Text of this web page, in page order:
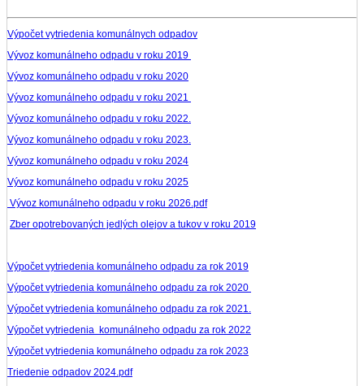
Výpočet vytriedenia komunálnych odpadov
Vývoz komunálneho odpadu v roku 2019
Vývoz komunálneho odpadu v roku 2020
Vývoz komunálneho odpadu v roku 2021
Vývoz komunálneho odpadu v roku 2022.
Vývoz komunálneho odpadu v roku 2023.
Vývoz komunálneho odpadu v roku 2024
Vývoz komunálneho odpadu v roku 2025
Vývoz komunálneho odpadu v roku 2026.pdf
Zber opotrebovaných jedlých olejov a tukov v roku 2019
Výpočet vytriedenia komunálneho odpadu za rok 2019
Výpočet vytriedenia komunálneho odpadu za rok 2020
Výpočet vytriedenia komunálneho odpadu za rok 2021.
Výpočet vytriedenia komunálneho odpadu za rok 2022
Výpočet vytriedenia komunálneho odpadu za rok 2023
Triedenie odpadov 2024.pdf